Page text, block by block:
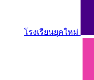
โรงเรียนยุคใหม่